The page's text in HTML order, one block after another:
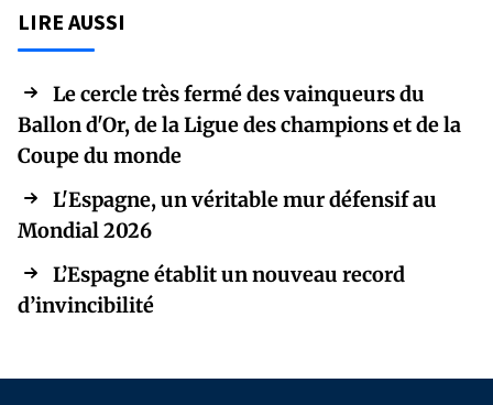
LIRE AUSSI
Le cercle très fermé des vainqueurs du
Ballon d'Or, de la Ligue des champions et de la
Coupe du monde
L'Espagne, un véritable mur défensif au
Mondial 2026
L’Espagne établit un nouveau record
d’invincibilité